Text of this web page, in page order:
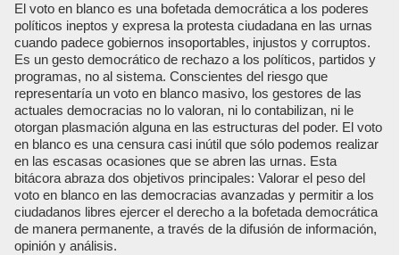
El voto en blanco es una bofetada democrática a los poderes
políticos ineptos y expresa la protesta ciudadana en las urnas
cuando padece gobiernos insoportables, injustos y corruptos.
Es un gesto democrático de rechazo a los políticos, partidos y
programas, no al sistema. Conscientes del riesgo que
representaría un voto en blanco masivo, los gestores de las
actuales democracias no lo valoran, ni lo contabilizan, ni le
otorgan plasmación alguna en las estructuras del poder. El voto
en blanco es una censura casi inútil que sólo podemos realizar
en las escasas ocasiones que se abren las urnas. Esta
bitácora abraza dos objetivos principales: Valorar el peso del
voto en blanco en las democracias avanzadas y permitir a los
ciudadanos libres ejercer el derecho a la bofetada democrática
de manera permanente, a través de la difusión de información,
opinión y análisis.